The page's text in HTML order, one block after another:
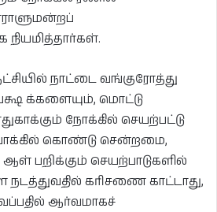
நியமித்தார்கள்.
நாட்டை வங்குரோத்து
க்களையும், மொட்டு
நோக்கில் செயற்பட்டு
கொண்டு சென்றமை,
பறிக்கும் செயற்பாடுகளில்
நடத்துவதில் கரிசணை காட்டாது,
ஆர்வமாகச்